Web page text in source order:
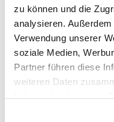
zu können und die
analysieren.
Verwendung unserer
soziale Medien,
Partner führen diese
weiteren Daten
Dies